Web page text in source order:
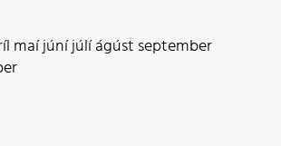
maíjúníjúlíágúst september